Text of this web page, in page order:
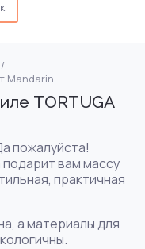
/
Mandarin
TORTUGA
пожалуйста!
вам массу
практичная
а материалы для